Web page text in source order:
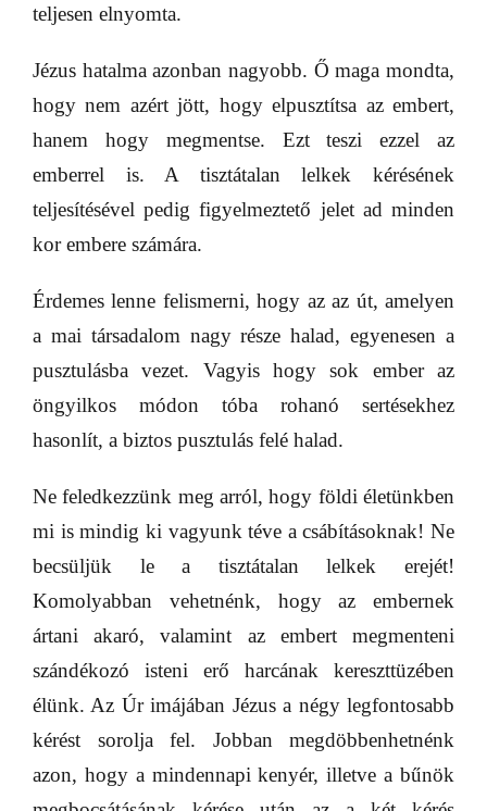
teljesen elnyomta.
Jézus hatalma azonban nagyobb. Ő maga mondta,
hogy nem azért jött, hogy elpusztítsa az embert,
hanem hogy megmentse. Ezt teszi ezzel az
emberrel is. A tisztátalan lelkek kérésének
teljesítésével pedig figyelmeztető jelet ad minden
kor embere számára.
Érdemes lenne felismerni, hogy az az út, amelyen
a mai társadalom nagy része halad, egyenesen a
pusztulásba vezet. Vagyis hogy sok ember az
öngyilkos módon tóba rohanó sertésekhez
hasonlít, a biztos pusztulás felé halad.
Ne feledkezzünk meg arról, hogy földi életünkben
mi is mindig ki vagyunk téve a csábításoknak! Ne
becsüljük le a tisztátalan lelkek erejét!
Komolyabban vehetnénk, hogy az embernek
ártani akaró, valamint az embert megmenteni
szándékozó isteni erő harcának kereszttüzében
élünk. Az Úr imájában Jézus a négy legfontosabb
kérést sorolja fel. Jobban megdöbbenhetnénk
azon, hogy a mindennapi kenyér, illetve a bűnök